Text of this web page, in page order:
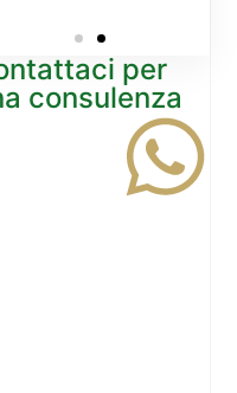
per
consulenza